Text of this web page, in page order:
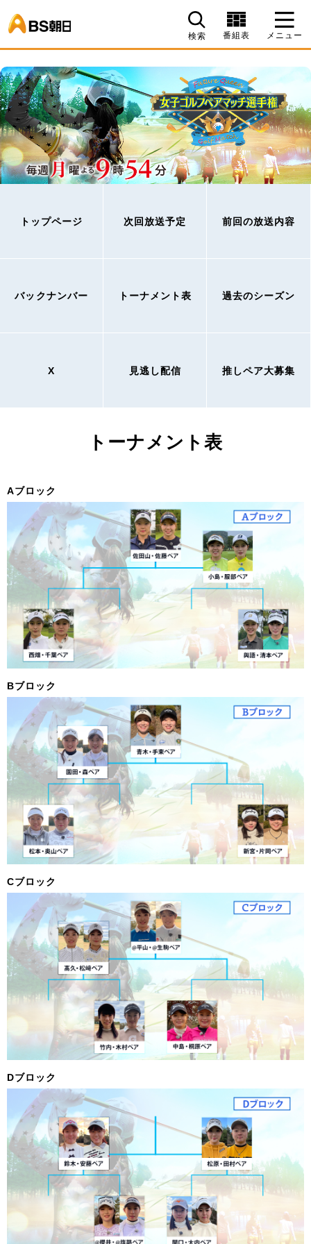
検索 番組表 メニュー
トップページ 次回放送予定 前回の放送内容
バックナンバー トーナメント表 過去のシーズン
X 見逃し配信 推しペア大募集
トーナメント表
Aブロック
Bブロック
Cブロック
Dブロック